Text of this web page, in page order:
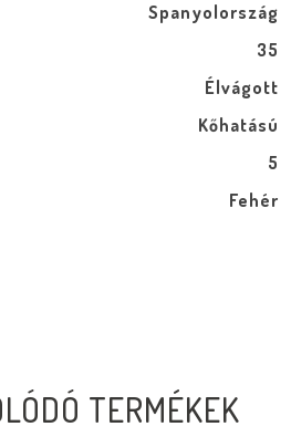
Spanyolország
35
Élvágott
Kőhatású
5
Fehér
TERMÉKEK